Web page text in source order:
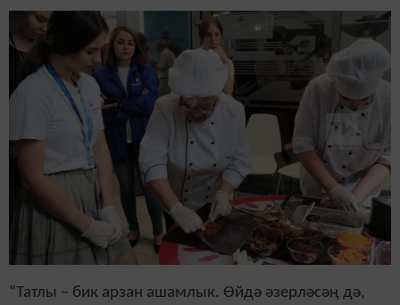
“Татлы – бик арзан ашамлык. Өйдә әзерләсәң дә,